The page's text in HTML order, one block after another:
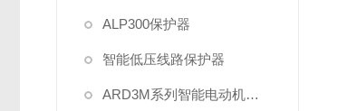
ALP300保护器
智能低压线路保护器
ARD3M系列智能电动机保护器